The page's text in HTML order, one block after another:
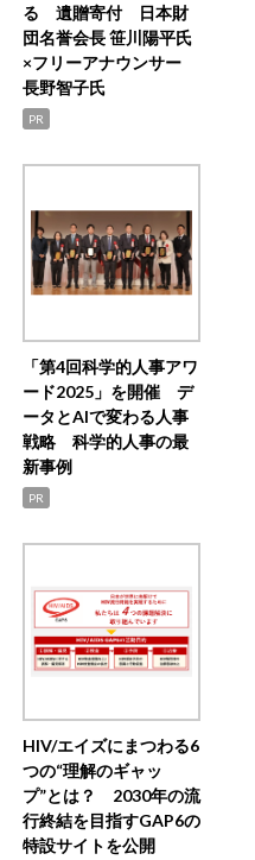
る 遺贈寄付 日本財
団名誉会長 笹川陽平氏
×フリーアナウンサー
長野智子氏
PR
「第4回科学的人事アワ
ード2025」を開催 デ
ータとAIで変わる人事
戦略 科学的人事の最
新事例
PR
HIV/エイズにまつわる6
つの“理解のギャッ
プ”とは？ 2030年の流
行終結を目指すGAP6の
特設サイトを公開